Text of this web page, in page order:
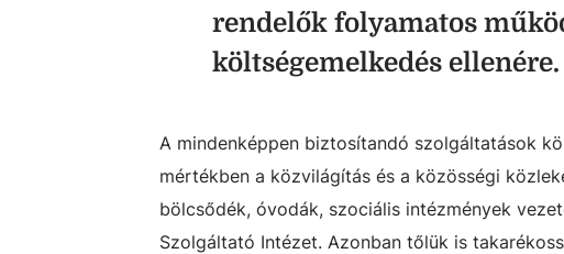
rendelők folyamatos
költségemelkedés ellenére.
A mindenképpen biztosítandó szolgáltatások
mértékben a közvilágítás és a közösségi
bölcsődék, óvodák, szociális intézmények
Szolgáltató Intézet. Azonban tőlük is